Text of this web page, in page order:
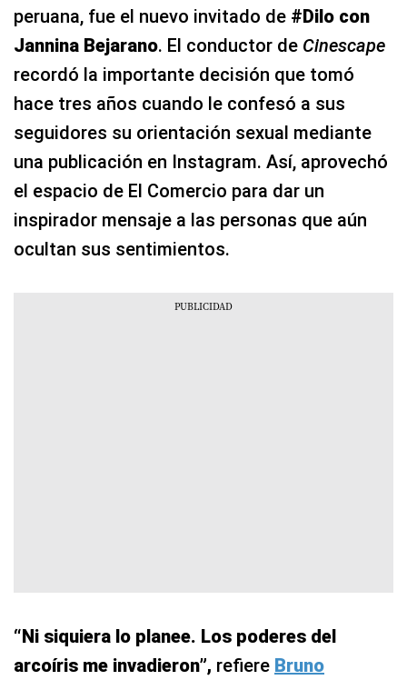
peruana, fue el nuevo invitado de #Dilo con
Jannina Bejarano. El conductor de Cinescape
recordó la importante decisión que tomó
hace tres años cuando le confesó a sus
seguidores su orientación sexual mediante
una publicación en Instagram. Así, aprovechó
el espacio de El Comercio para dar un
inspirador mensaje a las personas que aún
ocultan sus sentimientos.
“Ni siquiera lo planee. Los poderes del
arcoíris me invadieron”, refiere Bruno